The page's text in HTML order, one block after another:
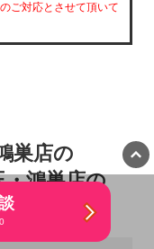
ご対応とさせて頂いて
巣店の
鴻巣店の
れ